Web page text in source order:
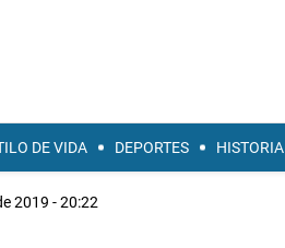
DE VIDA DEPORTES HISTORIA
2019 - 20:22